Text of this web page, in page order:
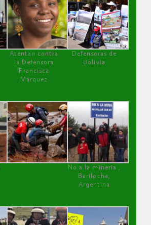
Atentan contra
la Defensora
Francisca
Márquez
Defensoras de
Bolivia
No a la minería ,
Bariloche,
Argentina